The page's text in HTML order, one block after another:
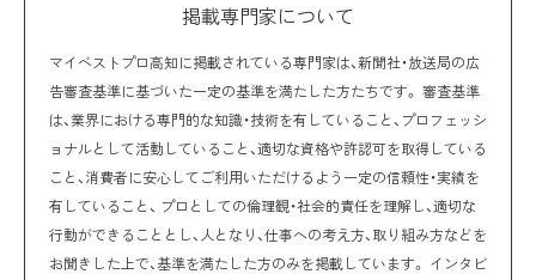
掲載専門家について
マイベストプロ高知に掲載されている専門家は、新聞社・放送局の広
告審査基準に基づいた一定の基準を満たした方たちです。 審査基準
は、業界における専門的な知識・技術を有していること、プロフェッシ
ョナルとして活動していること、適切な資格や許認可を取得している
こと、消費者に安心してご利用いただけるよう一定の信頼性・実績を
有していること、 プロとしての倫理観・社会的責任を理解し、適切な
行動ができることとし、人となり、仕事への考え方、取り組み方などを
お聞きした上で、基準を満たした方のみを掲載しています。 インタビ